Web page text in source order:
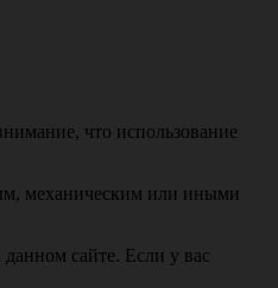
что использование
механическим или иными
сайте. Если у вас